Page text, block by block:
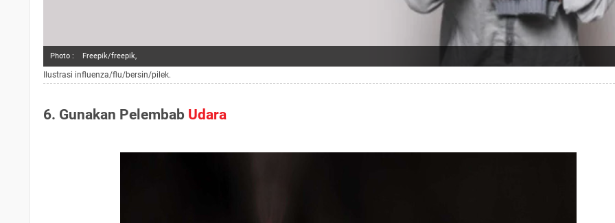
Photo : Freepik/freepik,
Ilustrasi influenza/flu/bersin/pilek.
6. Gunakan Pelembab Udara